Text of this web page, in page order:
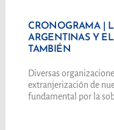
CRONOGRAMA |
ARGENTINAS Y
TAMBIÉN
Diversas
extranjerización de
fundamental por la